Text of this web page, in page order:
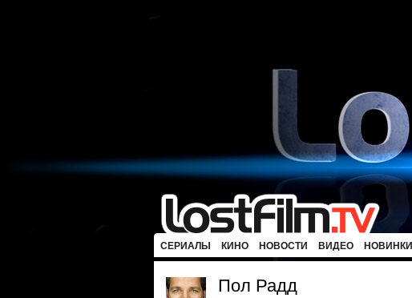
СЕРИАЛЫ КИНО НОВОСТИ ВИДЕО НОВИНКИ
Пол Радд